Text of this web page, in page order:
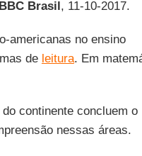
BBC Brasil, 11-10-2017.
americanas no ensino
de leitura. Em
continente concluem o
nessas áreas.